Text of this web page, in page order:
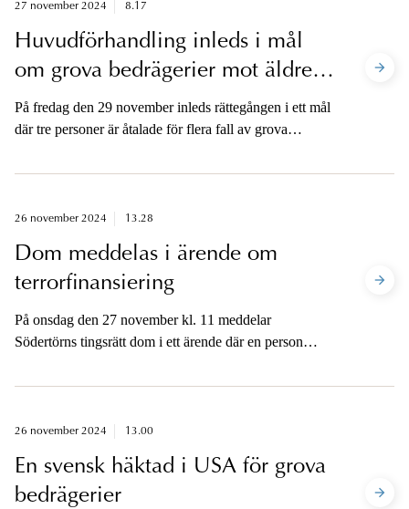
27 november 2024 8.17
Huvudförhandling inleds i mål
om grova bedrägerier mot äldre i
Helsingborg
På fredag den 29 november inleds rättegången i ett mål
där tre personer är åtalade för flera fall av grova
Helsingborg. Ytterligare en person har åtalats för
tillgänglig för media först efter att huvudförhandlingen i
26 november 2024 13.28
Dom meddelas i ärende om
terrorfinansiering
På onsdag den 27 november kl. 11 meddelar
Södertörns tingsrätt dom i ett ärende där en person
kryptovalutatransaktioner ha överfört pengar till
Åklagaren är tillgänglig för media när dom har
26 november 2024 13.00
En svensk häktad i USA för grova
bedrägerier